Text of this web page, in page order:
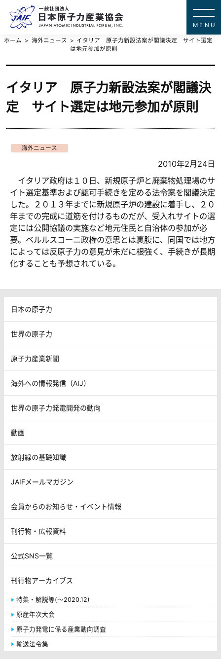
ホーム 海外ニュース
イタリア 原子力新設法案が閣議決定 サイト選定
は地元参加が原則
イタリア 原子力新設法案が閣議決
定 サイト選定は地元参加が原則
海外ニュース
2010年2月24日
イタリア政府は１０日、新規原子炉と廃棄物処理場のサ
イト選定基準および認可手続きを定める法令案を閣議決定
した。２０１３年までに新規原子炉の建設に着手し、２０
年までの完成に道筋を付けるものだが、受入れサイトの選
定には公開協議の実施など地元住民と自治体の参加が必
要。ベルルスコーニ政権の意思とは裏腹に、同国では地方
によっては反原子力の意見が未だに根強く、手続きが長期
化することも予想されている。
日本の原子力
世界の原子力
原子力産業新聞
海外への情報発信（AIJ）
世界の原子力発電開発の動向
動画
放射線の基礎知識
JAIFメールマガジン
会員からのお知らせ・イベント情報
刊行物・広報資料
公式SNS一覧
刊行物アーカイブス
特集・解説等(～2020.12)
原産年次大会
原子力発電に係る産業動向調査
輸送法令集